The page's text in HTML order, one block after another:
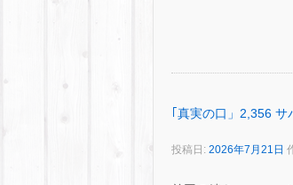
｢真実の口」2,356
投稿日: 2026年7月21日